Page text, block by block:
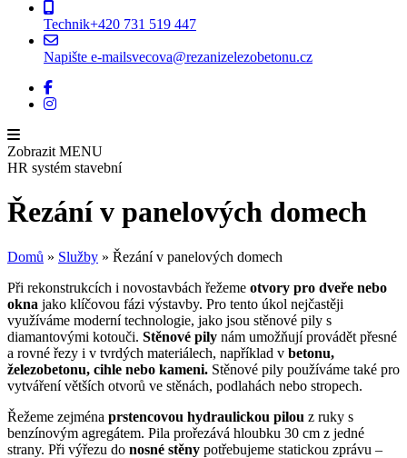
Technik+420 731 519 447
Napište e-mailsvecova@rezanizelezobetonu.cz
Zobrazit MENU
HR systém stavební
Řezání v panelových domech
Domů » Služby » Řezání v panelových domech
Při rekonstrukcích i novostavbách řežeme otvory pro dveře nebo
okna jako klíčovou fázi výstavby. Pro tento úkol nejčastěji
využíváme moderní technologie, jako jsou stěnové pily s
diamantovými kotouči. Stěnové pily nám umožňují provádět přesné
a rovné řezy i v tvrdých materiálech, například v betonu,
železobetonu, cihle nebo kameni. Stěnové pily používáme také pro
vytváření větších otvorů ve stěnách, podlahách nebo stropech.
Řežeme zejména prstencovou hydraulickou pilou z ruky s
benzínovým agregátem. Pila prořezává hloubku 30 cm z jedné
strany. Při výřezu do nosné stěny potřebujeme statickou zprávu –